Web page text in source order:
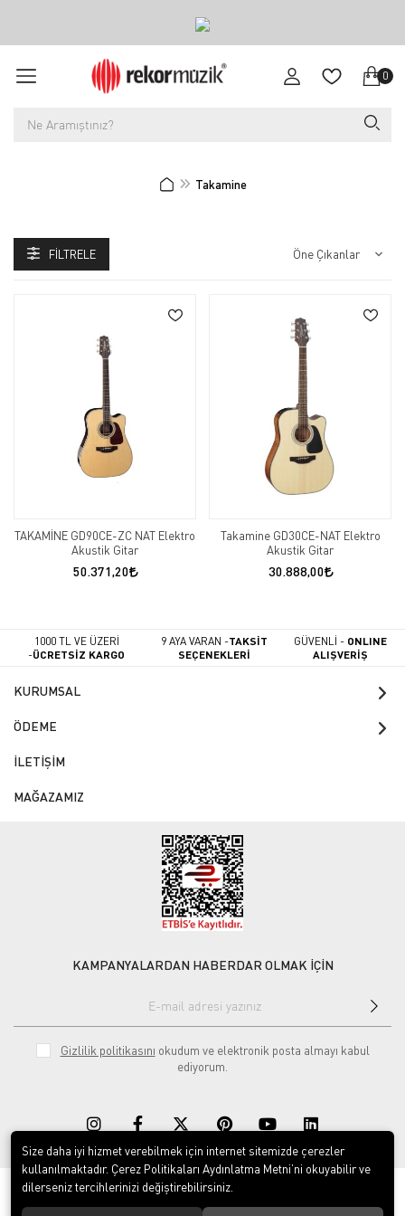
0
Takamine
FILTRELE
TAKAMİNE GD90CE-ZC NAT Elektro
Akustik Gitar
50.371,20
Takamine GD30CE-NAT Elektro
Akustik Gitar
30.888,00
1000 TL VE ÜZERİ
-ÜCRETSİZ KARGO
9 AYA VARAN -TAKSİT
SEÇENEKLERİ
GÜVENLİ - ONLINE
ALIŞVERİŞ
KURUMSAL
ÖDEME
İLETİŞİM
MAĞAZAMIZ
KAMPANYALARDAN HABERDAR OLMAK İÇİN
Gizlilik politikasını okudum ve elektronik posta almayı kabul
ediyorum.
© 2020Rekor Müzik. Tüm hakları saklıdır.
Size daha iyi hizmet verebilmek için internet sitemizde çerezler
kullanılmaktadır. Çerez Politikaları Aydınlatma Metni’ni okuyabilir ve
dilerseniz tercihlerinizi değiştirebilirsiniz.